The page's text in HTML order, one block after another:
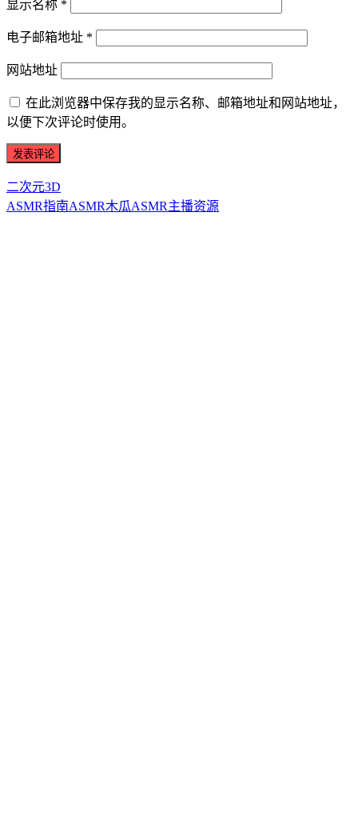
显示名称 *
电子邮箱地址 *
网站地址
在此浏览器中保存我的显示名称、邮箱地址和网站地址，
以便下次评论时使用。
二次元3D
ASMR指南ASMR木瓜ASMR主播资源